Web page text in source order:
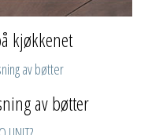
kjøkkenet
av bøtter